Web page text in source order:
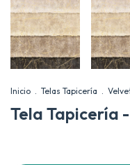
Inicio . Telas Tapicería .
Tela Tapicería